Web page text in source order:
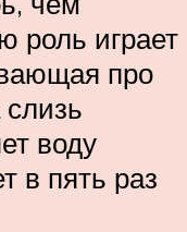
роль играет
про
воду
в пять раз